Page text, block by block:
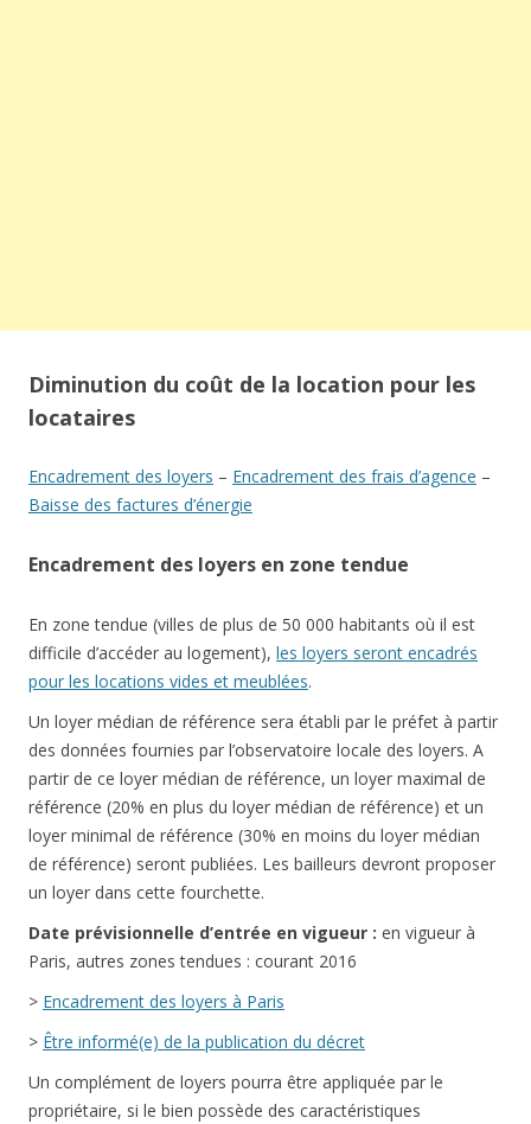
Diminution du coût de la location pour les
locataires
Encadrement des loyers – Encadrement des frais d’agence –
Baisse des factures d’énergie
Encadrement des loyers en zone tendue
En zone tendue (villes de plus de 50 000 habitants où il est
difficile d’accéder au logement), les loyers seront encadrés
pour les locations vides et meublées.
Un loyer médian de référence sera établi par le préfet à partir
des données fournies par l’observatoire locale des loyers. A
partir de ce loyer médian de référence, un loyer maximal de
référence (20% en plus du loyer médian de référence) et un
loyer minimal de référence (30% en moins du loyer médian
de référence) seront publiées. Les bailleurs devront proposer
un loyer dans cette fourchette.
Date prévisionnelle d’entrée en vigueur : en vigueur à
Paris, autres zones tendues : courant 2016
> Encadrement des loyers à Paris
> Être informé(e) de la publication du décret
Un complément de loyers pourra être appliquée par le
propriétaire, si le bien possède des caractéristiques